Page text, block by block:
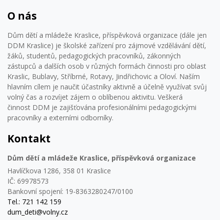
O nás
Dům dětí a mládeže Kraslice, příspěvková organizace (dále jen
DDM Kraslice) je školské zařízení pro zájmové vzdělávání dětí,
žáků, studentů, pedagogických pracovníků, zákonných
zástupců a dalších osob v různých formách činnosti pro oblast
Kraslic, Bublavy, Stříbrné, Rotavy, Jindřichovic a Oloví. Naším
hlavním cílem je naučit účastníky aktivně a účelně využívat svůj
volný čas a rozvíjet zájem o oblíbenou aktivitu. Veškerá
činnost DDM je zajišťována profesionálními pedagogickými
pracovníky a externími odborníky.
Kontakt
Dům dětí a mládeže Kraslice, příspěvková organizace
Havlíčkova 1286, 358 01 Kraslice
IČ: 69978573
Bankovní spojení: 19-8363280247/0100
Tel.: 721 142 159
dum_deti@volny.cz